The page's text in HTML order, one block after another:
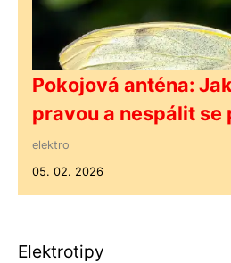
Pokojová anténa:
pravou a nespálit se
elektro
05. 02. 2026
Elektrotipy